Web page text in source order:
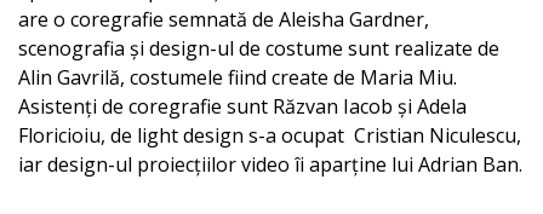
are o coregrafie semnată de Aleisha Gardner,
scenografia și design-ul de costume sunt realizate de
Alin Gavrilă, costumele fiind create de Maria Miu.
Asistenți de coregrafie sunt Răzvan Iacob și Adela
Floricioiu, de light design s-a ocupat Cristian Niculescu,
iar design-ul proiecțiilor video îi aparține lui Adrian Ban.